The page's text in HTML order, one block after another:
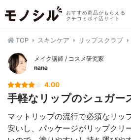
おすすめ商品がもらえる
クチコミポイ活サイト
TOP スキンケア リップスクラブ
メイク講師 / コスメ研究家
nana
4.00
手軽なリップのシュガー
マットリップの流行で必須なリッ
安いし、パッケージがリップクリ